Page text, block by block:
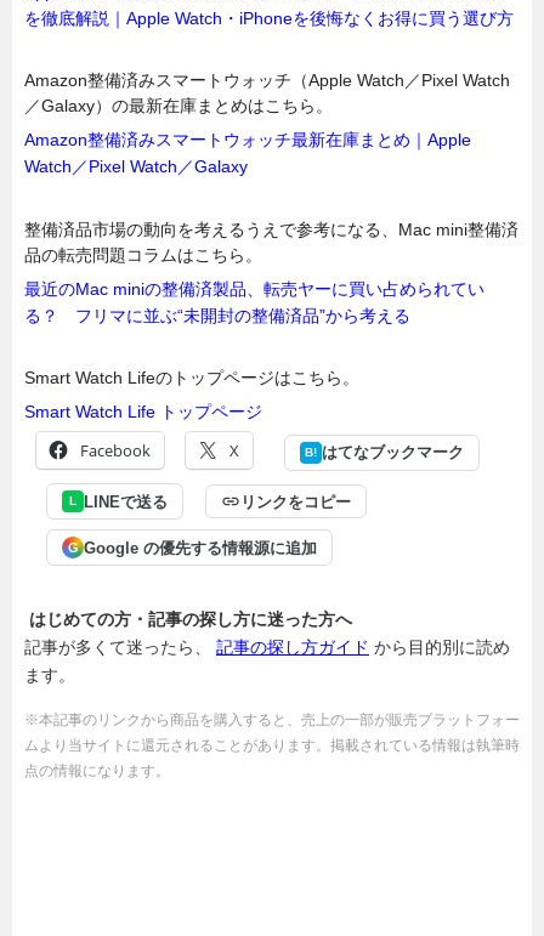
を徹底解説｜Apple Watch・iPhoneを後悔なくお得に買う選び方
Amazon整備済みスマートウォッチ（Apple Watch／Pixel Watch
／Galaxy）の最新在庫まとめはこちら。
Amazon整備済みスマートウォッチ最新在庫まとめ｜Apple
Watch／Pixel Watch／Galaxy
整備済品市場の動向を考えるうえで参考になる、Mac mini整備済
品の転売問題コラムはこちら。
最近のMac miniの整備済製品、転売ヤーに買い占められてい
る？ フリマに並ぶ“未開封の整備済品”から考える
Smart Watch Lifeのトップページはこちら。
Smart Watch Life トップページ
Facebook X B! はてなブックマーク
L LINEで送る リンクをコピー
G Google の優先する情報源に追加
はじめての方・記事の探し方に迷った方へ
記事が多くて迷ったら、 記事の探し方ガイド から目的別に読め
ます。
※本記事のリンクから商品を購入すると、売上の一部が販売プラットフォー
ムより当サイトに還元されることがあります。掲載されている情報は執筆時
点の情報になります。